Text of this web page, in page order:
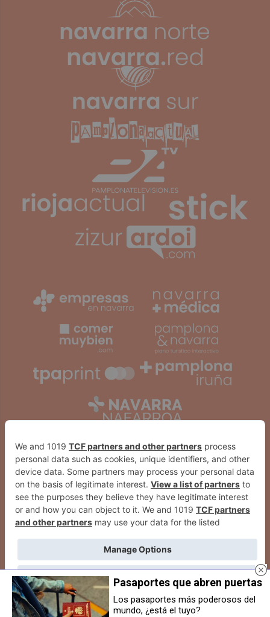
2026
© Grupo Comunikaze
Desarrollado por:OA Cloud
La parlamentaria de UPN
Valdemoros renuncia a seguir en
Los toros de La Palmosilla
desembarcan en los corrales del
Pasaportes que abren puertas
Los pasaportes más poderosos del
mundo, ¿está el tuyo?